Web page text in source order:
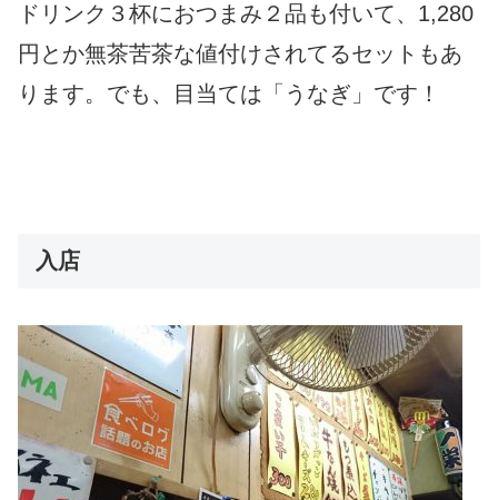
ドリンク３杯におつまみ２品も付いて、1,280
円とか無茶苦茶な値付けされてるセットもあ
ります。でも、目当ては「うなぎ」です！
入店